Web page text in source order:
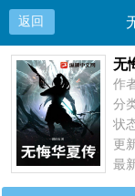
返回
无
作
分
状
更
最